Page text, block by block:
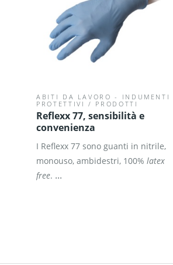
ABITI DA LAVORO - INDUMENTI
PROTETTIVI / PRODOTTI
Reflexx 77, sensibilità e
convenienza
I Reflexx 77 sono guanti in nitrile,
monouso, ambidestri, 100% latex
free. ...